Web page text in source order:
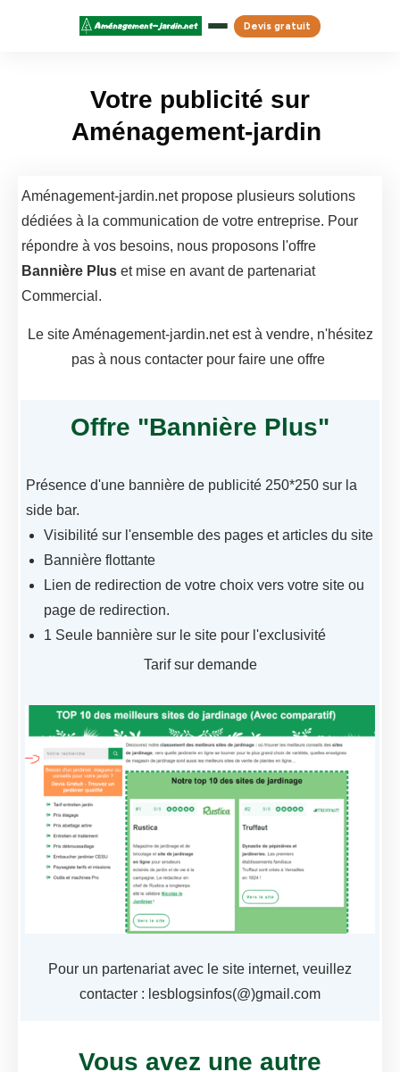
Devis gratuit
Votre publicité sur
Aménagement-jardin
Aménagement-jardin.net propose plusieurs solutions
dédiées à la communication de votre entreprise. Pour
répondre à vos besoins, nous proposons l'offre
Bannière Plus et mise en avant de partenariat
Commercial.
Le site Aménagement-jardin.net est à vendre, n'hésitez
pas à nous contacter pour faire une offre
Offre "Bannière Plus"
Présence d'une bannière de publicité 250*250 sur la
side bar.
Visibilité sur l'ensemble des pages et articles du site
Bannière flottante
Lien de redirection de votre choix vers votre site ou
page de redirection.
1 Seule bannière sur le site pour l'exclusivité
Tarif sur demande
Pour un partenariat avec le site internet, veuillez
contacter : lesblogsinfos(@)gmail.com
Vous avez une autre